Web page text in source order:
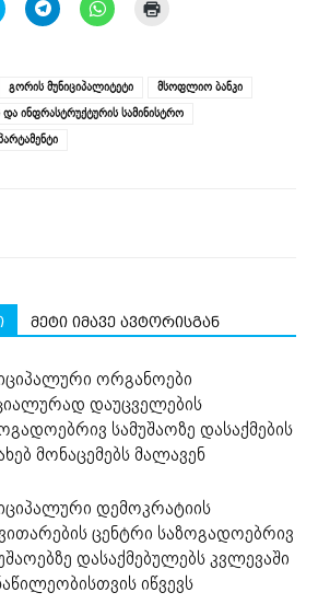
Click
(Opens
in
Click
to
(Opens
in
new
window)
Click
to
in
new
window)
new
window)
გორის მუნიციპალიტეტი
მსოფლიო ბანკი
ინფრასტრუქტურის სამინისტრო
მეტი იმავე ავტორისგან
ორგანოები
დაუცველების
სამუშაოზე დასაქმების
მონაცემებს მალავენ
დემოკრატიის
ცენტრი საზოგადოებრივ
დასაქმებულებს კვლევაში
იწვევს